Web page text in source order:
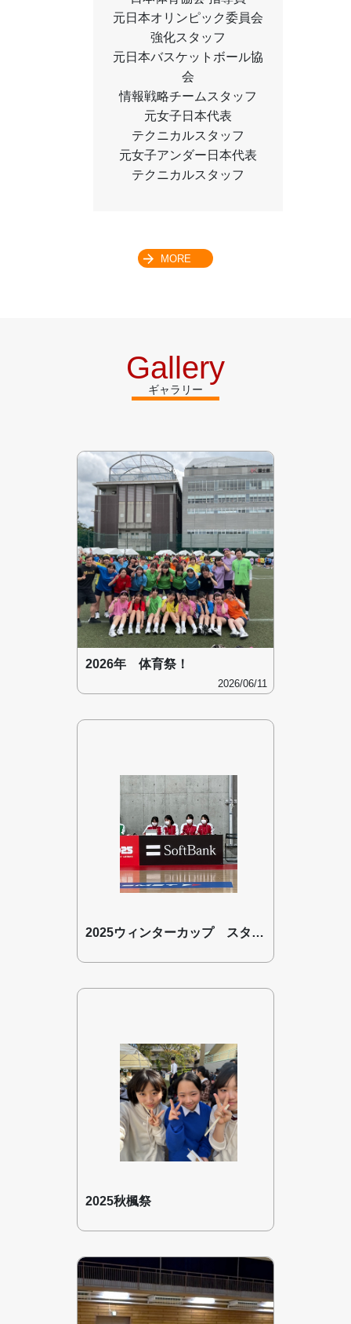
元日本オリンピック委員会
強化スタッフ
元日本バスケットボール協
会
情報戦略チームスタッフ
元女子日本代表
テクニカルスタッフ
元女子アンダー日本代表
テクニカルスタッフ
MORE
ギャラリー
Gallery
2026年 体育祭！
2026/06/11
2025ウィンターカップ スタッツ
2025秋楓祭